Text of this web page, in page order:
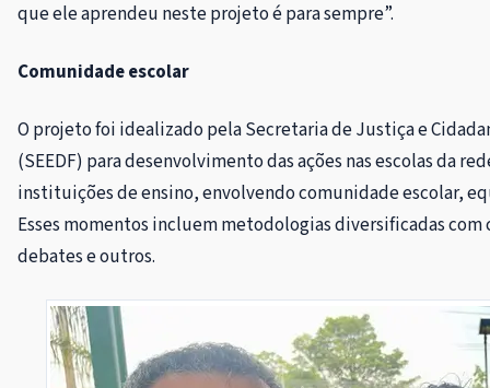
que ele aprendeu neste projeto é para sempre”.
Comunidade escolar
O projeto foi idealizado pela Secretaria de Justiça e
(SEEDF) para desenvolvimento das ações nas escolas da
instituições de ensino, envolvendo comunidade escolar,
Esses momentos incluem metodologias diversificadas
debates e outros.